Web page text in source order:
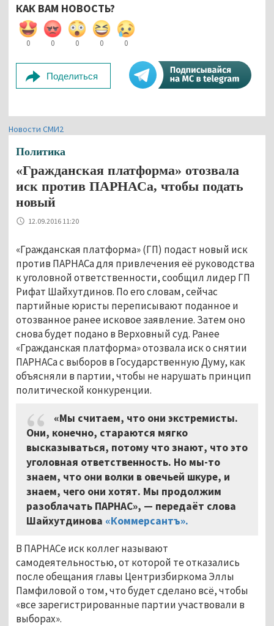
КАК ВАМ НОВОСТЬ?
0 0 0 0 0
Поделиться
Новости СМИ2
Политика
«Гражданская платформа» отозвала
иск против ПАРНАСа, чтобы подать
новый
12.09.2016 11:20
«Гражданская платформа» (ГП) подаст новый иск
против ПАРНАСа для привлечения её руководства
к уголовной ответственности, сообщил лидер ГП
Рифат Шайхутдинов. По его словам, сейчас
партийные юристы переписывают поданное и
отозванное ранее исковое заявление. Затем оно
снова будет подано в Верховный суд. Ранее
«Гражданская платформа» отозвала иск о снятии
ПАРНАСа с выборов в Государственную Думу, как
объясняли в партии, чтобы не нарушать принцип
политической конкуренции.
«Мы считаем, что они экстремисты.
Они, конечно, стараются мягко
высказываться, потому что знают, что это
уголовная ответственность. Но мы-то
знаем, что они волки в овечьей шкуре, и
знаем, чего они хотят. Мы продолжим
разоблачать ПАРНАС», — передаёт слова
Шайхутдинова «Коммерсантъ».
В ПАРНАСе иск коллег называют
самодеятельностью, от которой те отказались
после обещания главы Центризбиркома Эллы
Памфиловой о том, что будет сделано всё, чтобы
«все зарегистрированные партии участвовали в
выборах».